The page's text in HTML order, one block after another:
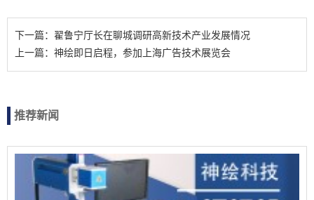
下一篇：翟鲁宁厅长在聊城调研高新技术产业发展情况
上一篇：神绘即日启程，参加上海广告技术展览会
推荐新闻